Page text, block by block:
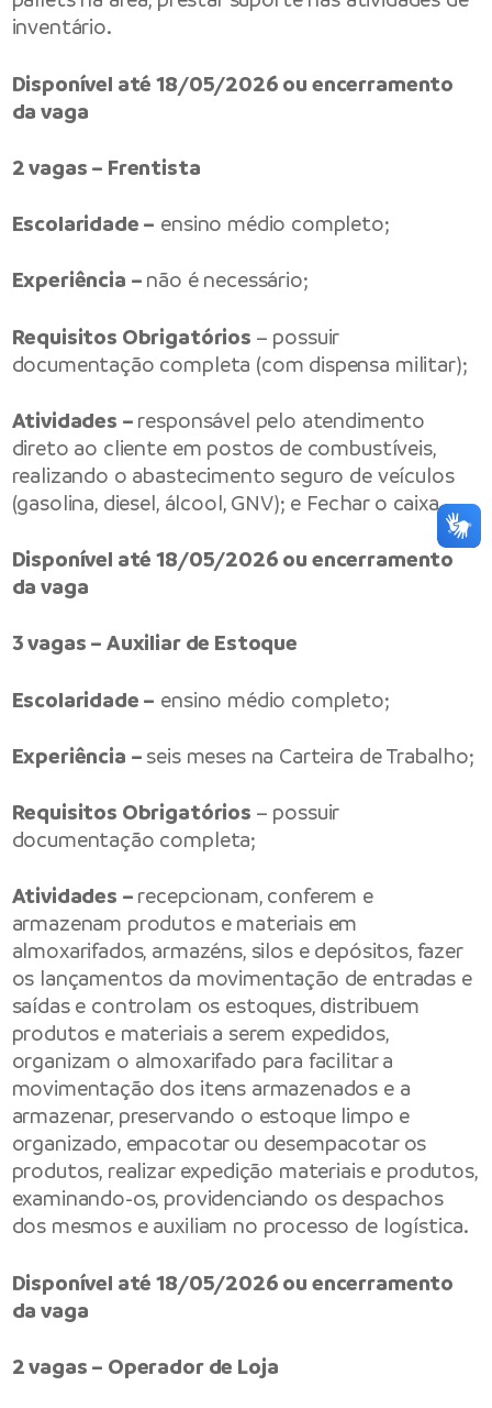
inventário.
Disponível até 18/05/2026 ou encerramento
da vaga
2 vagas – Frentista
Escolaridade – ensino médio completo;
Experiência – não é necessário;
Requisitos Obrigatórios – possuir
documentação completa (com dispensa militar);
Atividades – responsável pelo atendimento
direto ao cliente em postos de combustíveis,
realizando o abastecimento seguro de veículos
(gasolina, diesel, álcool, GNV); e Fechar o caixa.
Disponível até 18/05/2026 ou encerramento
da vaga
3 vagas – Auxiliar de Estoque
Escolaridade – ensino médio completo;
Experiência – seis meses na Carteira de Trabalho;
Requisitos Obrigatórios – possuir
documentação completa;
Atividades – recepcionam, conferem e
armazenam produtos e materiais em
almoxarifados, armazéns, silos e depósitos, fazer
os lançamentos da movimentação de entradas e
saídas e controlam os estoques, distribuem
produtos e materiais a serem expedidos,
organizam o almoxarifado para facilitar a
movimentação dos itens armazenados e a
armazenar, preservando o estoque limpo e
organizado, empacotar ou desempacotar os
produtos, realizar expedição materiais e produtos,
examinando-os, providenciando os despachos
dos mesmos e auxiliam no processo de logística.
Disponível até 18/05/2026 ou encerramento
da vaga
2 vagas – Operador de Loja